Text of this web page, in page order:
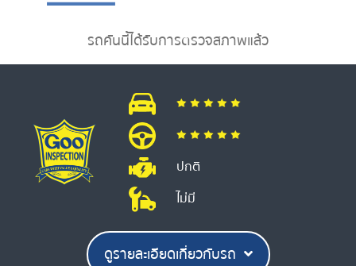
รถคันนี้ได้รับการตรวจสภาพแล้ว
ปกติ
ไม่มี
ดูรายละเอียดเกี่ยวกับรถ